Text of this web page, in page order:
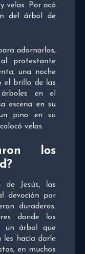
velas. Por acá
del árbol de
adornarlos,
protestante
una noche
el brillo de las
en el
escena en su
pino en su
velas.
los
de Jesús, las
devoción por
duraderos.
donde los
un árbol que
les hacía darle
en muchos